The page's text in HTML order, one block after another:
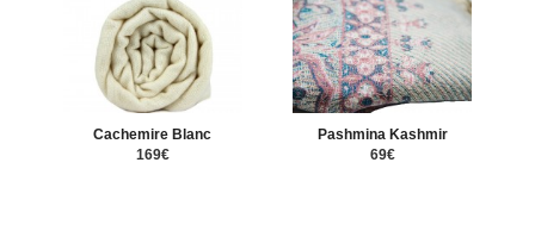
Cachemire Blanc
169€
Pashmina Kashmir
69€